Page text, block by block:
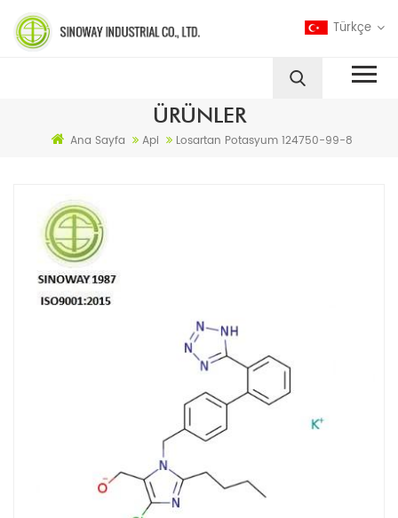
Türkçe
ÜRÜNLER
Ana Sayfa Api Losartan Potasyum 124750-99-8